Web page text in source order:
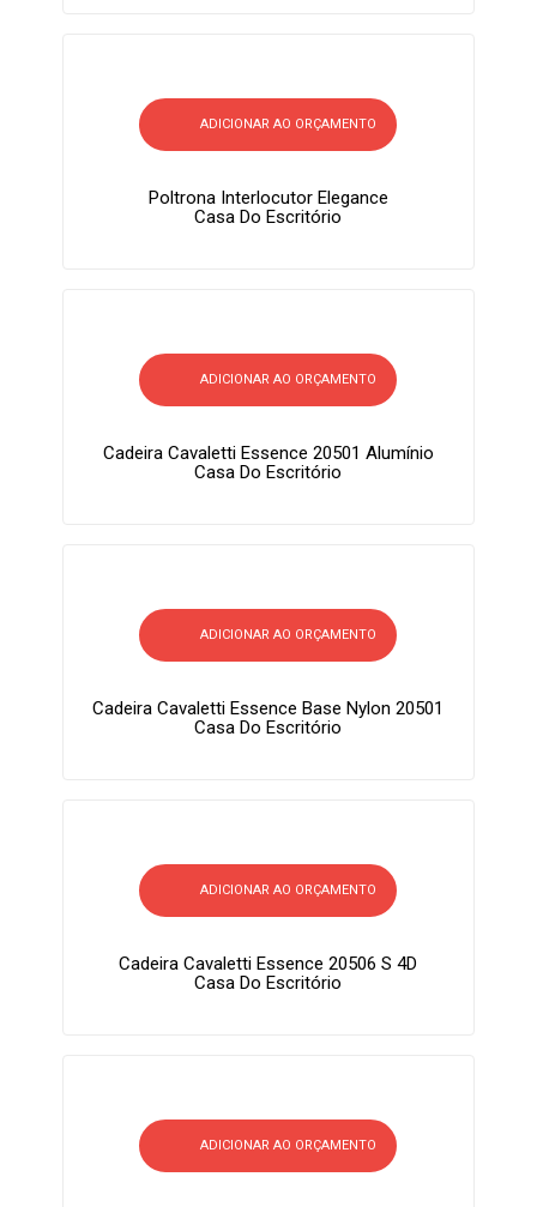
ADICIONAR AO ORÇAMENTO
Poltrona Interlocutor Elegance
Casa Do Escritório
ADICIONAR AO ORÇAMENTO
Cadeira Cavaletti Essence 20501 Alumínio
Casa Do Escritório
ADICIONAR AO ORÇAMENTO
Cadeira Cavaletti Essence Base Nylon 20501
Casa Do Escritório
ADICIONAR AO ORÇAMENTO
Cadeira Cavaletti Essence 20506 S 4D
Casa Do Escritório
ADICIONAR AO ORÇAMENTO